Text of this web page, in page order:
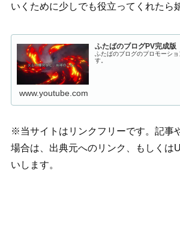
いくために少しでも役立ってくれたら
ふたばのブログPV完成版
ふたばのブログのプロモーシ
す。
www.youtube.com
※当サイトはリンクフリーです。記事
場合は、出典元へのリンク、もしくは
いします。